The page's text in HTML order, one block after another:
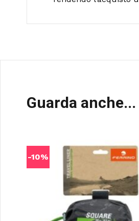
Guarda anche...
-10%